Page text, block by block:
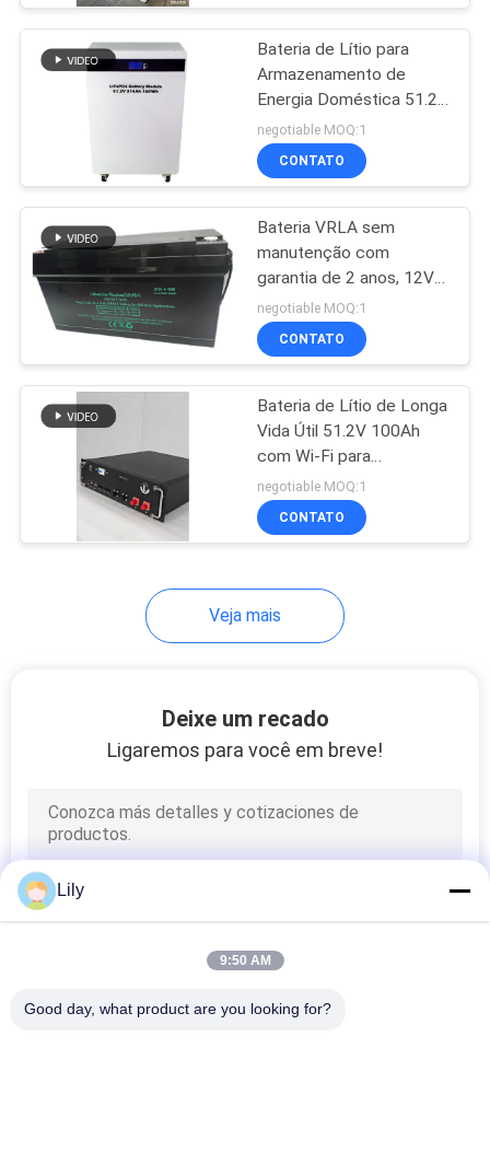
Mini C.C. UPS
bateria lifepo4
VRLA regulou a
ao chumbo
Série do AVR
Power Guard Ups
Bateria de Lítio para
Armazenamento de
Energia Doméstica 51.2V
300Ah
negotiable MOQ:1
CONTATO
Bateria VRLA sem
manutenção com
garantia de 2 anos, 12V
100Ah, bateria de
chumbo-ácido selada
para descarga de alta
negotiable MOQ:1
CONTATO
Bateria de Lítio de Longa
Vida Útil 51.2V 100Ah
com Wi-Fi para
Armazenamento de
Energia
negotiable MOQ:1
CONTATO
Veja mais
Deixe um recado
Ligaremos para você em breve!
Lily
9:50 AM
Good day, what product are you looking for?